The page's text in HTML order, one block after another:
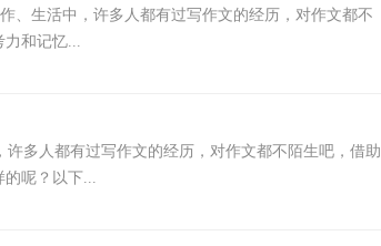
生活中，许多人都有过写作文的经历，对作文都不
力和记忆...
多人都有过写作文的经历，对作文都不陌生吧，借助
的呢？以下...